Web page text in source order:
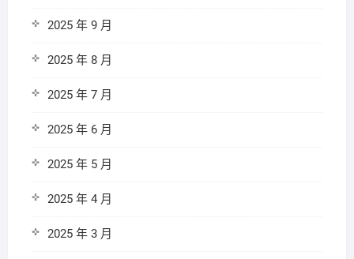
2025 年 9 月
2025 年 8 月
2025 年 7 月
2025 年 6 月
2025 年 5 月
2025 年 4 月
2025 年 3 月